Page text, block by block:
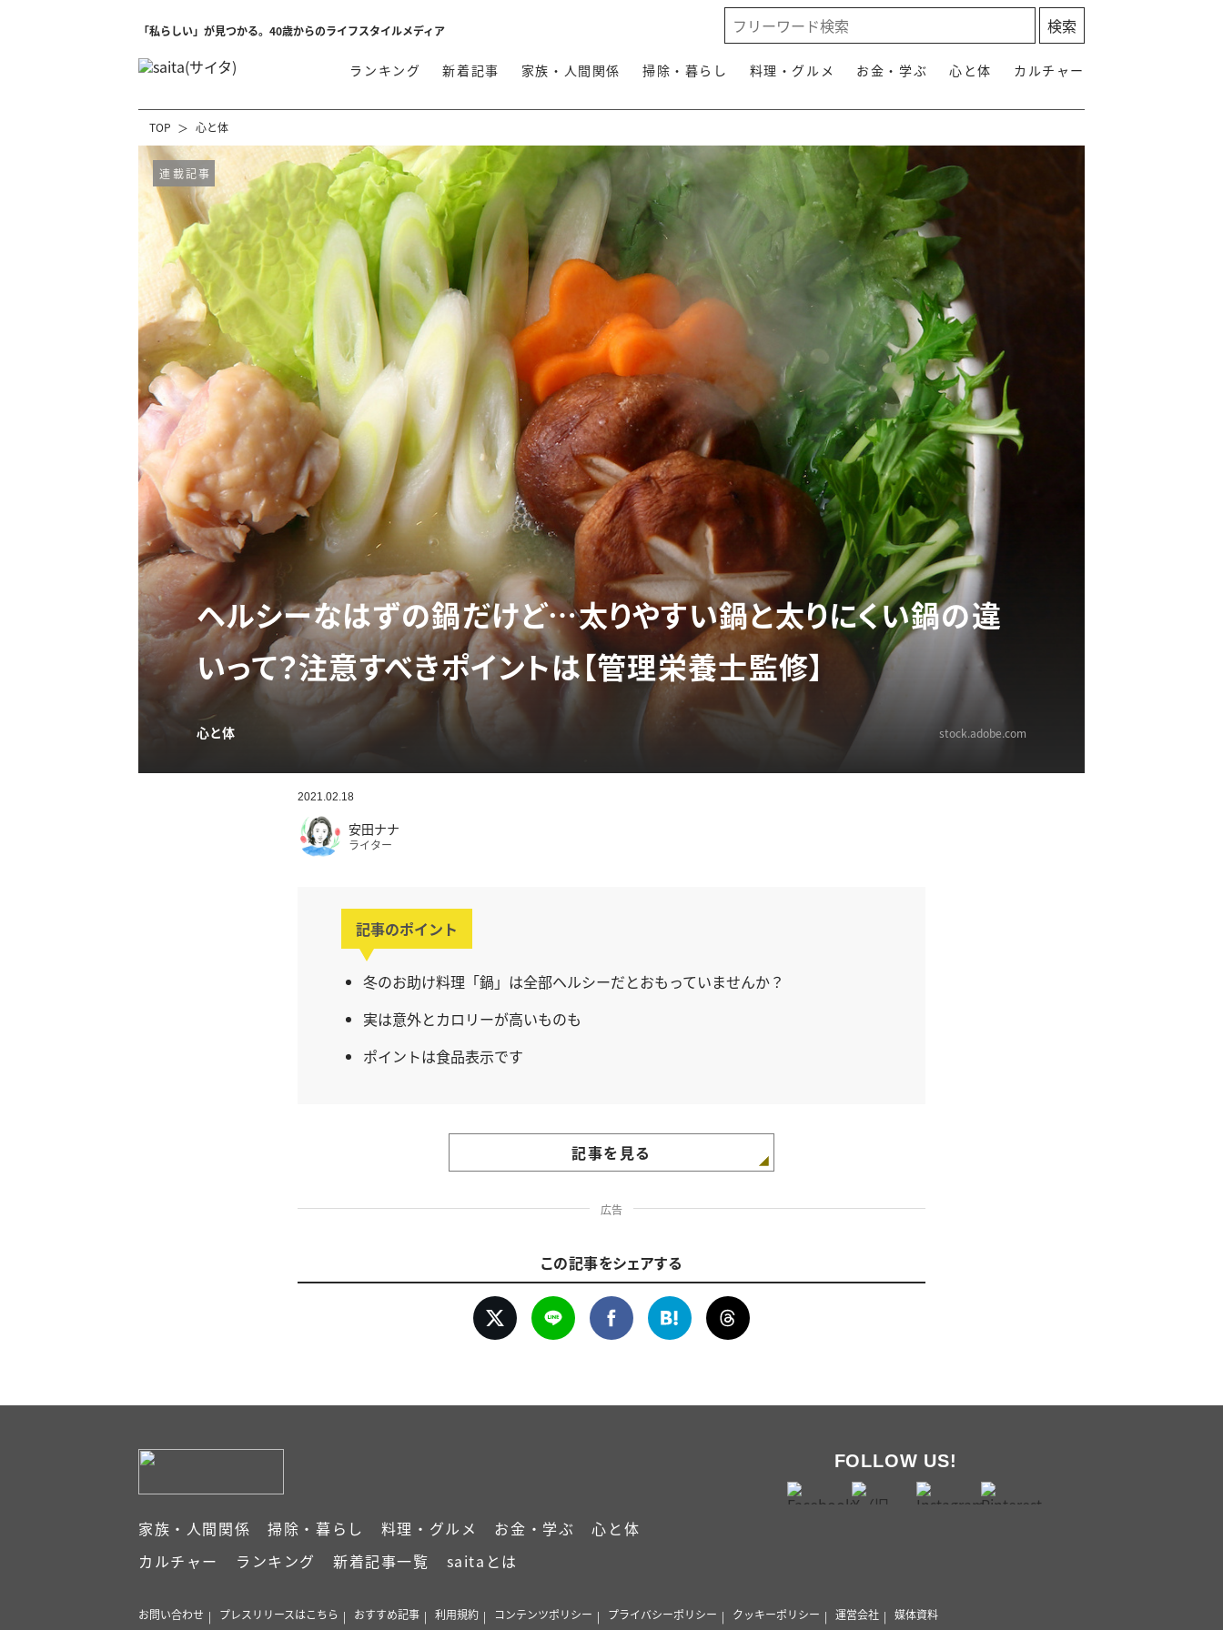
「私らしい」が見つかる。40歳からのライフスタイルメディア
ランキング 新着記事 家族・人間関係 掃除・暮らし 料理・グルメ お金・学ぶ 心と体 カルチャー
TOP 心と体
連載記事
ヘルシーなはずの鍋だけど…太りやすい鍋と太りにくい鍋の違
いって？注意すべきポイントは【管理栄養士監修】
心と体 stock.adobe.com
2021.02.18
安田ナナ
ライター
記事のポイント
冬のお助け料理「鍋」は全部ヘルシーだとおもっていませんか？
実は意外とカロリーが高いものも
ポイントは食品表示です
記事を見る
広告
この記事をシェアする
家族・人間関係 掃除・暮らし 料理・グルメ お金・学ぶ
心と体
カルチャー
ランキング 新着記事一覧 saitaとは
FOLLOW US!
お問い合わせ プレスリリースはこちら おすすめ記事 利用規約 コンテンツポリシー プライバシーポリシー クッキーポリシー 運営会社 媒体資料